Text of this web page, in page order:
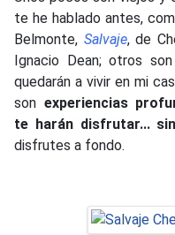
te he hablado antes,
Belmonte, Salvaje, de
Ignacio Dean; otros
quedarán a vivir en mi
son experiencias
te harán disfrutar...
disfrutes a fondo.